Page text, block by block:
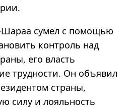
Шараа сумел с помощью
контроль над
его власть
трудности. Он объявил
страны,
силу и лояльность